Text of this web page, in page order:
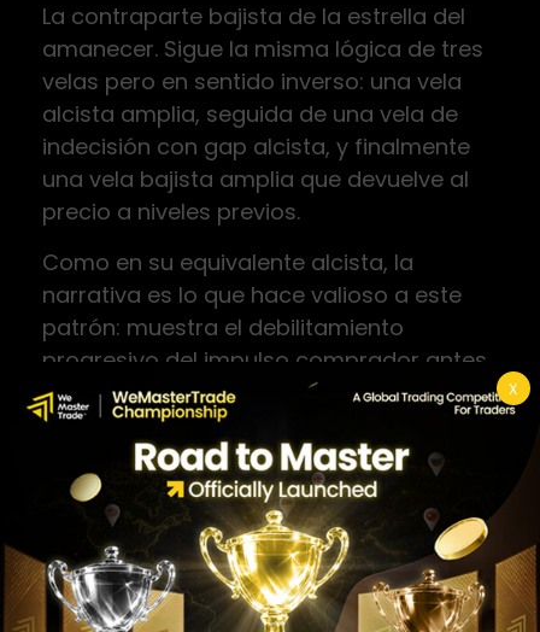
X
La contraparte bajista de la estrella del
amanecer. Sigue la misma lógica de tres
velas pero en sentido inverso: una vela
alcista amplia, seguida de una vela de
indecisión con gap alcista, y finalmente
una vela bajista amplia que devuelve al
precio a niveles previos.
Como en su equivalente alcista, la
narrativa es lo que hace valioso a este
patrón: muestra el debilitamiento
progresivo del impulso comprador antes
de que los vendedores retomen el
control.
Patrones de
continuación